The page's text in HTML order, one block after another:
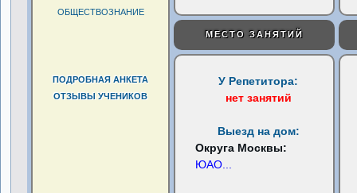
ОБЩЕСТВОЗНАНИЕ
ПОДРОБНАЯ АНКЕТА
ОТЗЫВЫ УЧЕНИКОВ
МЕСТО ЗАНЯТИЙ
У Репетитора:
нет занятий
Выезд на дом:
Округа Москвы:
ЮАО